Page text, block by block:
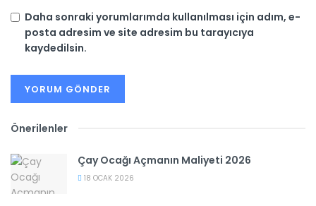
Daha sonraki yorumlarımda kullanılması için adım, e-
posta adresim ve site adresim bu tarayıcıya
kaydedilsin.
Önerilenler
Çay Ocağı Açmanın Maliyeti 2026
18 OCAK 2026